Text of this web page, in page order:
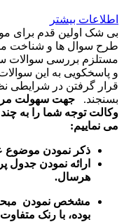
اطلاعات بیشتر
بی شک اولین قدم برای
طرح سوال ها و شناخت
مستلزم بررسی سوالات
و پاسخکویی به این
قرار گرفتن در شرایطی
بسنجند.
وکالت توجه شما را به
می نماییم:
ذکر نمودن
ارائه نمودن جدول
هرسال.
مشخص نمودن
بوده، با رنک